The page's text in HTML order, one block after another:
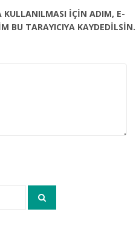
KULLANILMASI IÇIN ADIM, E-
BU TARAYICIYA KAYDEDILSIN.